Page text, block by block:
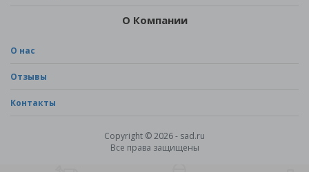
О Компании
О нас
Отзывы
Контакты
Copyright © 2026 - sad.ru
Все права защищены